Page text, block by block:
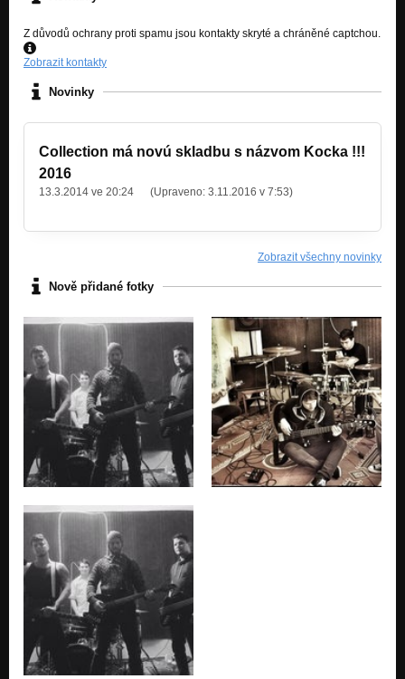
Nezařazeno
Z důvodů ochrany proti spamu jsou kontakty skryté a chráněné captchou.
Zobrazit kontakty
Novinky
Collection má novú skladbu s názvom Kocka !!!
2016
13.3.2014 ve 20:24 (Upraveno: 3.11.2016 v 7:53)
Zobrazit všechny novinky
Nově přidané fotky